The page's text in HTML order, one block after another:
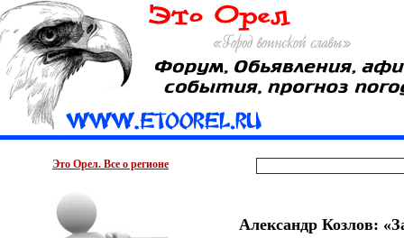
Это Орел. Все о регионе
Александр Козлов: